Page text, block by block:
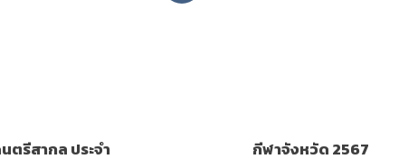
ตรีสากล ประจำ
กีฬาจังหวัด 2567